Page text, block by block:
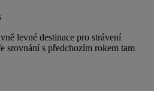
levné destinace pro strávení
srovnání s předchozím rokem tam